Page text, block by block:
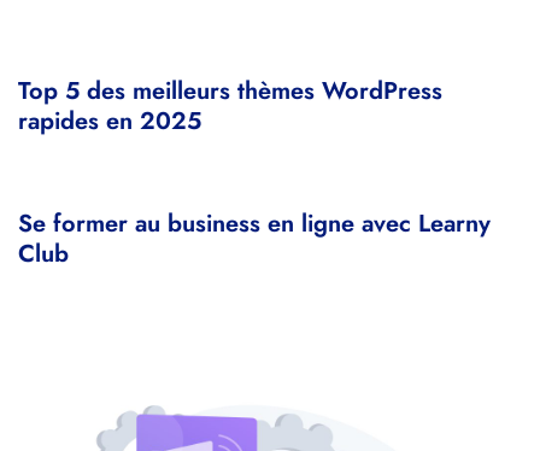
Top 5 des meilleurs thèmes WordPress
rapides en 2025
Se former au business en ligne avec Learny
Club